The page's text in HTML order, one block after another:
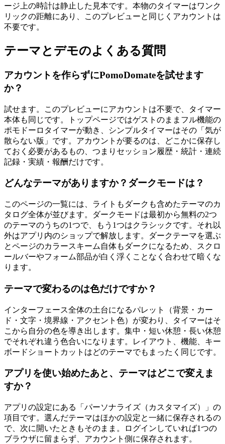
ージ上の時計は静止した見本です。本物のタイマーはワンク
リックの距離にあり、このプレビューと同じくアカウントは
不要です。
テーマとデモのよくある質問
アカウントを作らずにPomoDomateを試せます
か？
試せます。このプレビューにアカウントは不要で、タイマー
本体も同じです。トップページではゲストのままフル機能の
ポモドーロタイマーが動き、シンプルタイマーはその「気が
散らない版」です。アカウントが要るのは、どこかに保存し
ておく必要があるもの、つまりセッション履歴・統計・連続
記録・実績・報酬だけです。
どんなテーマがありますか？ダークモードは？
このページの一覧には、ライトもダークも含めたテーマのカ
タログ全体が並びます。ダークモードは最初から無料の2つ
のテーマのうちの1つで、もう1つはクラシックです。それ以
外はアプリ内のショップで解放します。ダークテーマを選ぶ
とページのカラースキーム自体もダークになるため、スクロ
ールバーやフォーム部品が白く浮くことなく合わせて暗くな
ります。
テーマで変わるのは色だけですか？
インターフェース全体の土台になるパレット（背景・カー
ド・文字・境界線・アクセント色）が変わり、タイマーはそ
こから自分の色を導き出します。集中・短い休憩・長い休憩
でそれぞれ違う色合いになります。レイアウト、機能、キー
ボードショートカットはどのテーマでもまったく同じです。
アプリを使い始めたあと、テーマはどこで変えま
すか？
アプリの設定にある「パーソナライズ（カスタマイズ）」の
項目です。選んだテーマはほかの設定と一緒に保存されるの
で、次に開いたときもそのまま。ログインしていれば1つの
ブラウザに留まらず、アカウント側に保存されます。